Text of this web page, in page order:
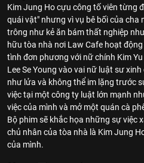
Kim Jung Ho cựu công tố viên từng
quái vật" nhưng vì vụ bê bối của cha
trông như kẻ ăn bám thất nghiệp
hữu tòa nhà nơi Law Cafe hoạt
tình đơn phương với nữ chính Kim
Lee Se Young vào vai nữ luật sư
như lửa và không thể im lặng trước
việc tại một công ty luật lớn mạnh
việc của mình và mở một quán cà
Bộ phim sẽ khắc họa những sự việc
chủ nhân của tòa nhà là Kim Jung
của mình.